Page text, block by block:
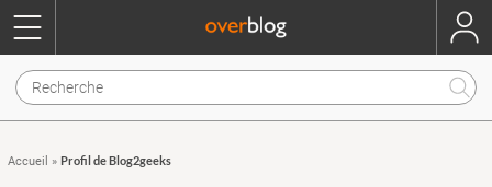
Accueil » Profil de Blog2geeks